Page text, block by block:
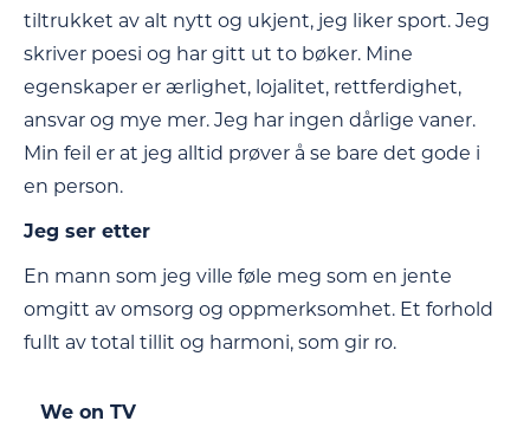
tiltrukket av alt nytt og ukjent, jeg liker sport. Jeg
skriver poesi og har gitt ut to bøker. Mine
egenskaper er ærlighet, lojalitet, rettferdighet,
ansvar og mye mer. Jeg har ingen dårlige vaner.
Min feil er at jeg alltid prøver å se bare det gode i
en person.
Jeg ser etter
En mann som jeg ville føle meg som en jente
omgitt av omsorg og oppmerksomhet. Et forhold
fullt av total tillit og harmoni, som gir ro.
We on TV